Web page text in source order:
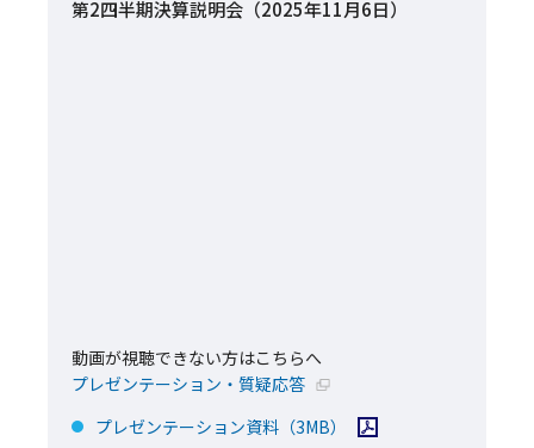
第2四半期決算説明会（2025年11月6日）
動画が視聴できない方はこちらへ
プレゼンテーション・質疑応答新規ウィンドウで開く
プレゼンテーション資料 （3MB）
PDFファイルを開く